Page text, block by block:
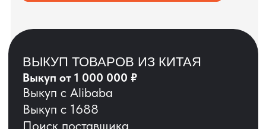
ОСТАВЬТЕ ЗАЯВКУ
Мы вернёмся с расчётом и фото после
технической проверки